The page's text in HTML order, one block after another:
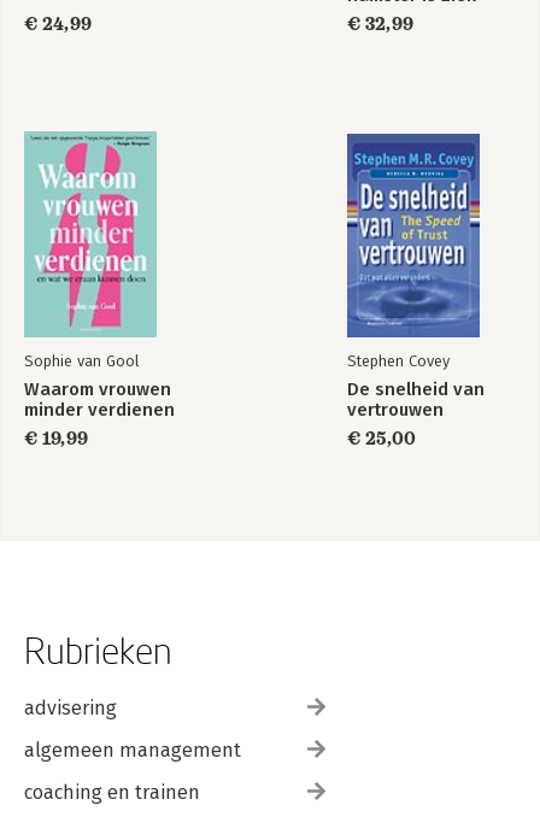
Over de auteurs 349
€ 24,99
€ 32,99
Sophie van Gool
Waarom vrouwen
minder verdienen
€ 19,99
Stephen Covey
De snelheid van
vertrouwen
€ 25,00
Rubrieken
advisering
algemeen management
coaching en trainen